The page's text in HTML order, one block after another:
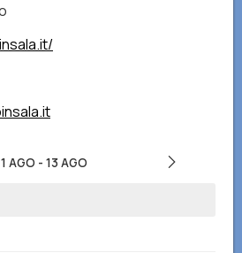
1 AGO - 13 AGO